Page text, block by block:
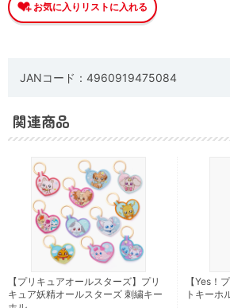
JANコード：4960919475084
関連商品
【プリキュアオールスターズ】プリ
キュア妖精オールスターズ 刺繍キー
【Yes！
トキーホ